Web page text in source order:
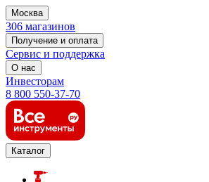
Москва
306 магазинов
Получение и оплата
Сервис и поддержка
О нас
Инвесторам
8 800 550-37-70
Каталог